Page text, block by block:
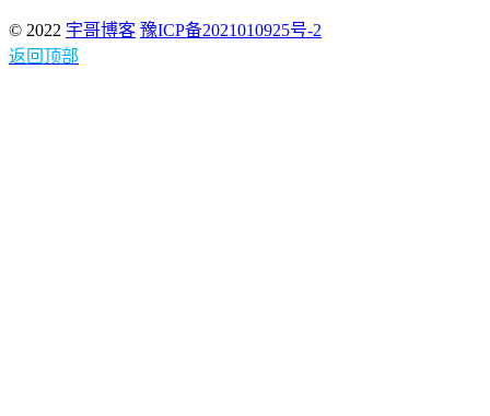
© 2022 宇哥博客 豫ICP备2021010925号-2
返回顶部